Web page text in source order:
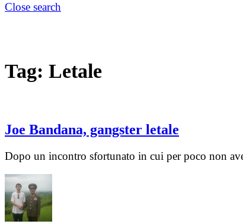
Close search
Tag: Letale
Joe Bandana, gangster letale
Dopo un incontro sfortunato in cui per poco non